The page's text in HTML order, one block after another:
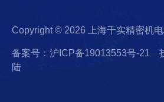
Copyright © 2026 上海千实精密机
备案号：沪ICP备19013553号-21
陆